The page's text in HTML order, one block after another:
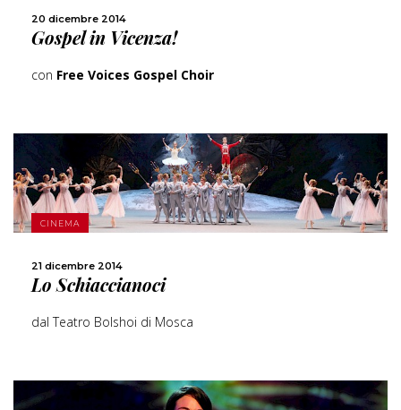
20 dicembre 2014
Gospel in Vicenza!
con Free Voices Gospel Choir
CINEMA
21 dicembre 2014
Lo Schiaccianoci
dal Teatro Bolshoi di Mosca
SCOPRI DI PIÙ